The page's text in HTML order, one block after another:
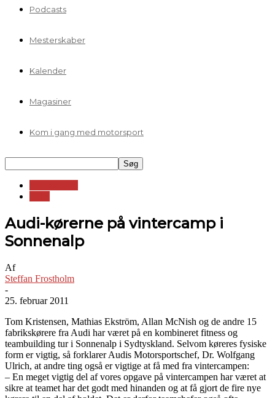
Podcasts
Mesterskaber
Kalender
Magasiner
Kom i gang med motorsport
Audi-kørerne på vintercamp i
Sonnenalp
Af
Steffan Frostholm
-
25. februar 2011
Tom Kristensen, Mathias Ekström, Allan McNish og de andre 15
fabrikskørere fra Audi har været på en kombineret fitness og
teambuilding tur i Sonnenalp i Sydtyskland. Selvom køreres fysiske
form er vigtig, så forklarer Audis Motorsportschef, Dr. Wolfgang
Ulrich, at andre ting også er vigtige at få med fra vintercampen:
– En meget vigtig del af vores opgave på vintercampen har været at
sikre at teamet har det godt med hinanden og at få gjort de fire nye